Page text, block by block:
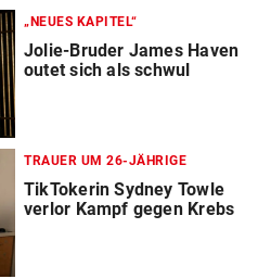
„NEUES KAPITEL“
Jolie-Bruder James Haven
outet sich als schwul
TRAUER UM 26-JÄHRIGE
TikTokerin Sydney Towle
verlor Kampf gegen Krebs